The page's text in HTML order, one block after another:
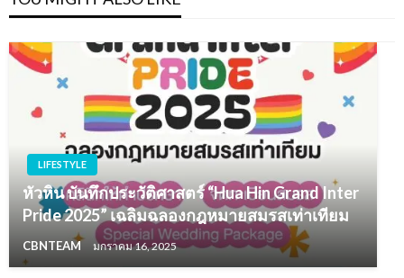
LIFESTYLE
หัวหิน บันทึกประวัติศาสตร์ “Hua Hin Grand Inter
Pride 2025” เฉลิมฉลองกฎหมายสมรสเท่าเทียม
CBNTEAM มกราคม 16, 2025